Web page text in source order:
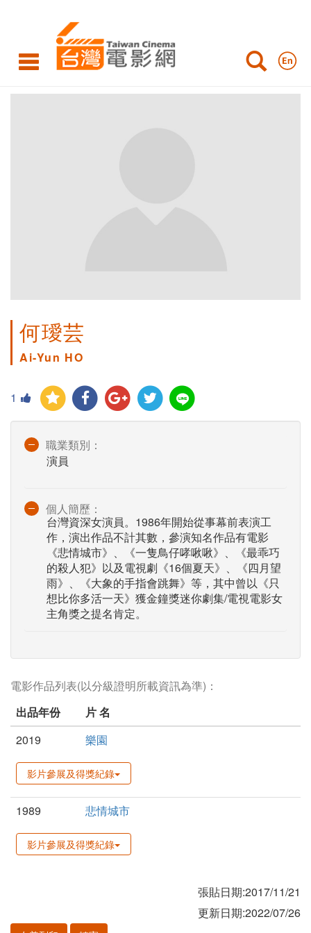
何璦芸
Ai-Yun HO
1
職業類別：
演員
個人簡歷：
台灣資深女演員。1986年開始從事幕前表演工
作，演出作品不計其數，參演知名作品有電影
《悲情城市》、《一隻鳥仔哮啾啾》、《最乖巧
的殺人犯》以及電視劇《16個夏天》、《四月望
雨》、《大象的手指會跳舞》等，其中曾以《只
想比你多活一天》獲金鐘獎迷你劇集/電視電影女
主角獎之提名肯定。
電影作品列表(以分級證明所載資訊為準)：
出品年份
片 名
2019
樂園
影片參展及得獎紀錄
1989 悲情城市
影片參展及得獎紀錄
張貼日期:2017/11/21
更新日期:2022/07/26